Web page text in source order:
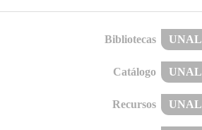
Bibliotecas UNAL
Catálogo UNAL
Recursos UNAL